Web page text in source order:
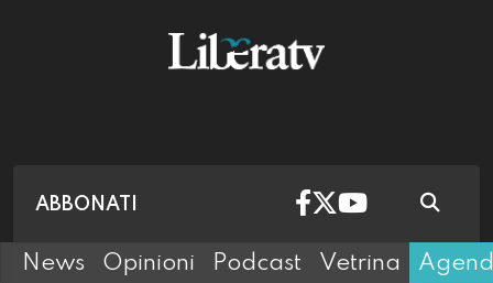
ABBONATI
News Opinioni Podcast Vetrina